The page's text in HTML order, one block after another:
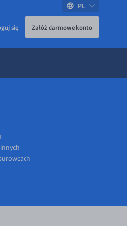
się Załóż darmowe konto
PL